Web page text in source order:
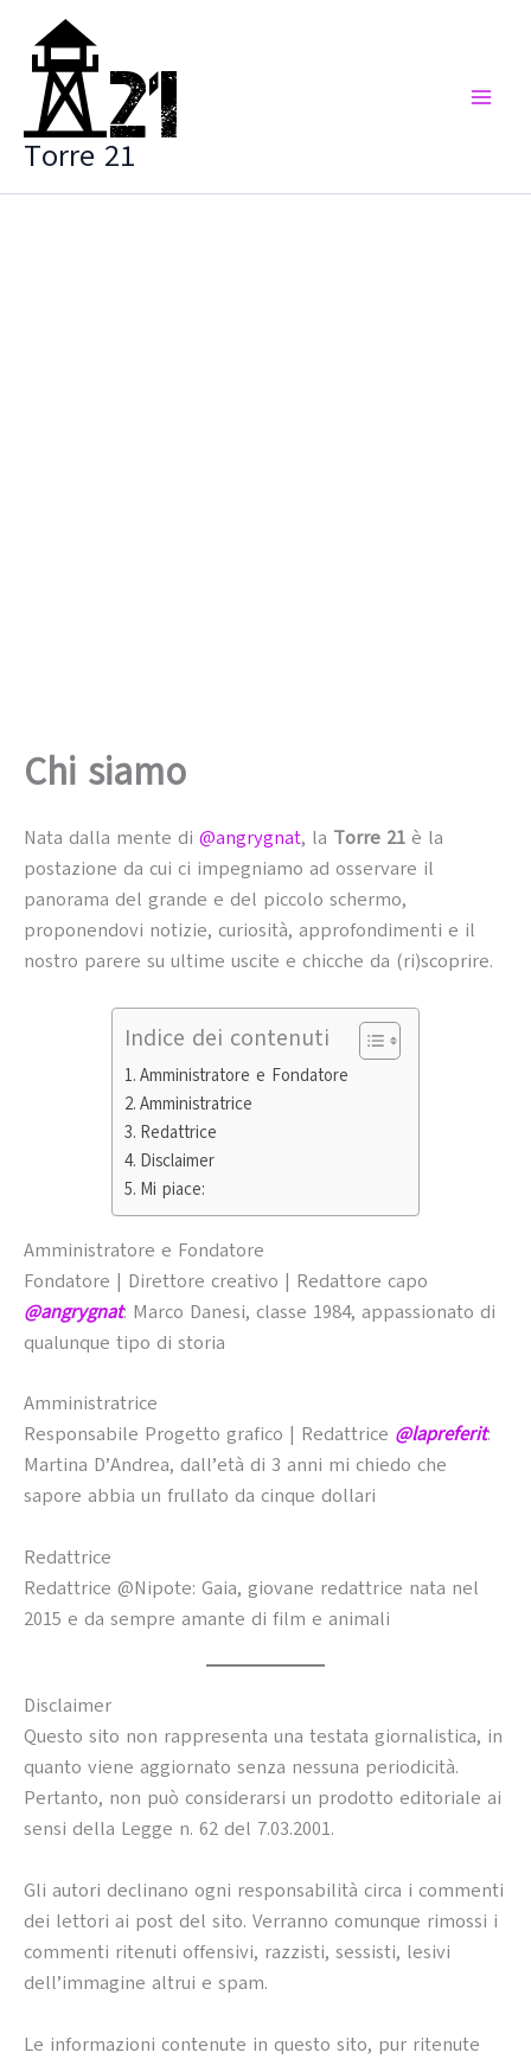
contenuto
Torre 21
Chi siamo
Nata dalla mente di @angrygnat, la Torre 21 è la
postazione da cui ci impegniamo ad osservare il
panorama del grande e del piccolo schermo,
proponendovi notizie, curiosità, approfondimenti e il
nostro parere su ultime uscite e chicche da (ri)scoprire.
Indice dei contenuti
Amministratore e Fondatore
Amministratrice
Redattrice
Disclaimer
Mi piace:
Amministratore e Fondatore
Fondatore | Direttore creativo | Redattore capo
@angrygnat: Marco Danesi, classe 1984, appassionato di
qualunque tipo di storia
Amministratrice
Responsabile Progetto grafico | Redattrice @lapreferit:
Martina D’Andrea, dall’età di 3 anni mi chiedo che
sapore abbia un frullato da cinque dollari
Redattrice
Redattrice @Nipote: Gaia, giovane redattrice nata nel
2015 e da sempre amante di film e animali
Disclaimer
Questo sito non rappresenta una testata giornalistica, in
quanto viene aggiornato senza nessuna periodicità.
Pertanto, non può considerarsi un prodotto editoriale ai
sensi della Legge n. 62 del 7.03.2001.
Gli autori declinano ogni responsabilità circa i commenti
dei lettori ai post del sito. Verranno comunque rimossi i
commenti ritenuti offensivi, razzisti, sessisti, lesivi
dell’immagine altrui e spam.
Le informazioni contenute in questo sito, pur ritenute